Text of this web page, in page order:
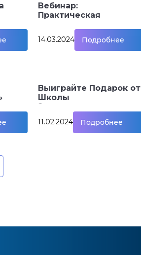
Вебинар:
Практическая
профайлинг
14.03.2024 Подробнее
Выиграйте Подарок от
Школы
Эмоционального
Интеллекта!
11.02.2024 Подробнее